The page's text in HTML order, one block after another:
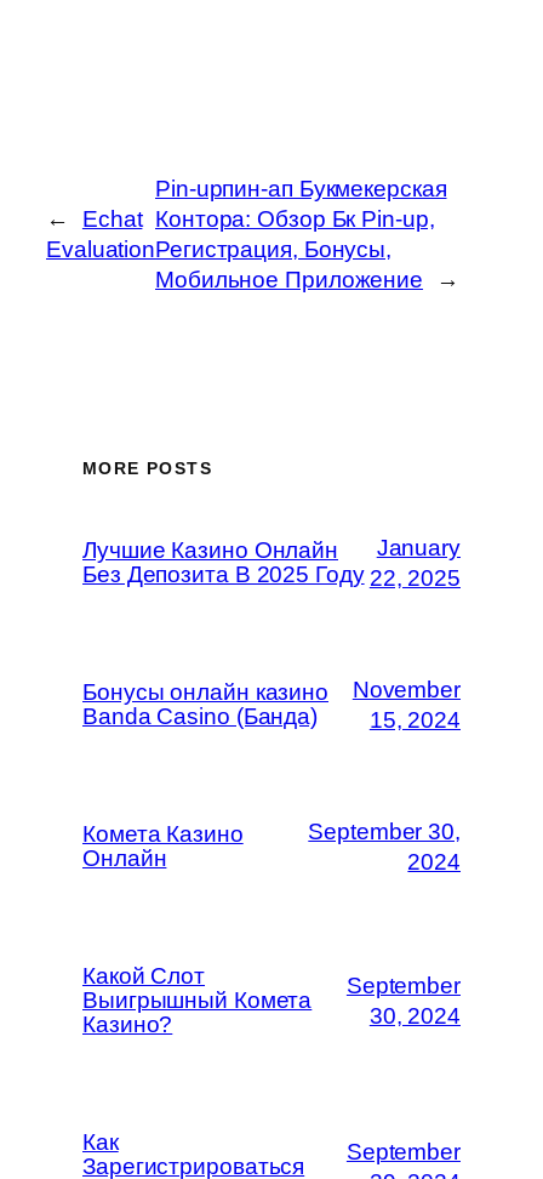
←
Echat
Evaluation
Pin-upпин-ап Букмекерская
Контора: Обзор Бк Pin-up,
Регистрация, Бонусы,
Мобильное Приложение
→
MORE POSTS
Лучшие Казино Онлайн
Без Депозита В 2025 Году
January
22, 2025
Бонусы онлайн казино
Banda Casino (Банда)
November
15, 2024
Комета Казино
Онлайн
September 30,
2024
Какой Слот
Выигрышный Комета
Казино?
September
30, 2024
Как
Зарегистрироваться
September